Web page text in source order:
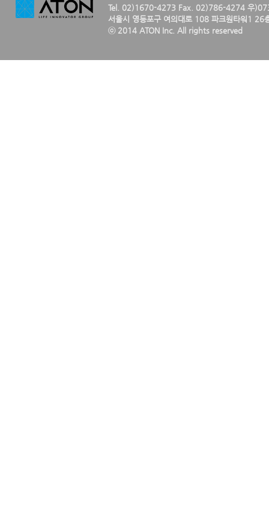
Tel. 02)1670-4273 Fax. 02)786-4274 우
서울시 영등포구 여의대로 108 파크원타워1 26
ⓒ 2014 ATON Inc. All rights reserved